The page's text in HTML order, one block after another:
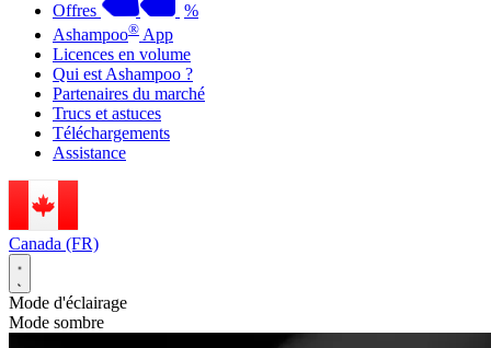
Offres
%
Ashampoo® App
Licences en volume
Qui est Ashampoo ?
Partenaires du marché
Trucs et astuces
Téléchargements
Assistance
Canada (FR)
Mode d'éclairage
Mode sombre